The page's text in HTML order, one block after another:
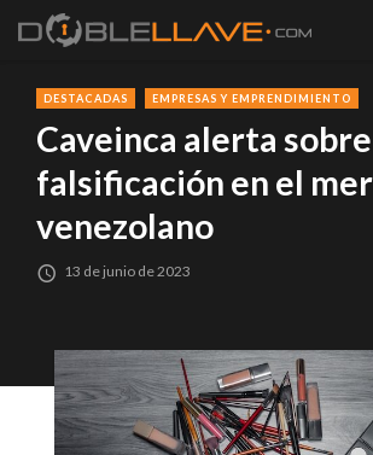
DESTACADAS EMPRESAS Y EMPRENDIMIENTO
Caveinca alerta
falsificación en el
venezolano
13 de junio de 2023